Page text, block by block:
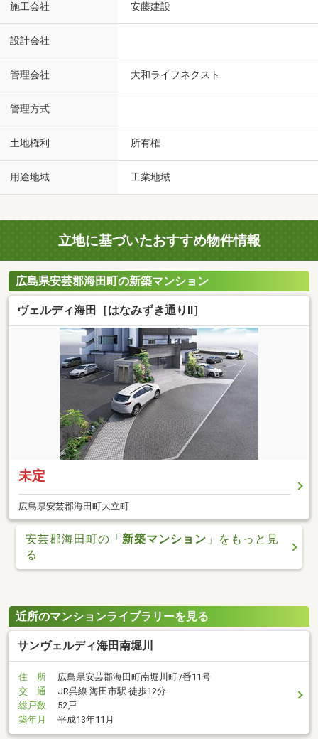
施工会社 安藤建設
設計会社
管理会社 大和ライフネクスト
管理方式
土地権利 所有権
用途地域 工業地域
立地に基づいたおすすめ物件情報
広島県安芸郡海田町の新築マンション
ヴェルディ海田［はなみずき通りII］
未定
広島県安芸郡海田町大立町
安芸郡海田町の「 新築マンション 」をもっと見
る
近所のマンションライブラリーを見る
サンヴェルディ海田南堀川
住 所
広島県安芸郡海田町南堀川町7番11号
交 通
JR呉線 海田市駅 徒歩12分
総戸数
52戸
築年月
平成13年11月